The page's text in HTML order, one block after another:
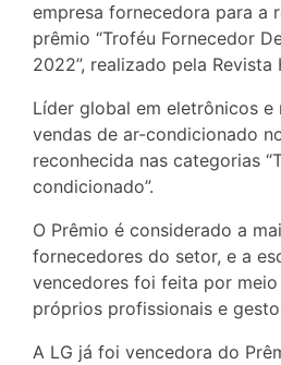
empresa fornecedora para a
prêmio “Troféu Fornecedor
2022”, realizado pela Revista
Líder global em eletrônicos e
vendas de ar-condicionado
reconhecida nas categorias
condicionado”.
O Prêmio é considerado a
fornecedores do setor, e a
vencedores foi feita por
próprios profissionais e
A LG já foi vencedora do